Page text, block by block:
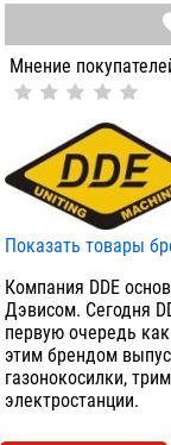
Мнение
Показать товары
Компания DDE
Дэвисом. Сегодня
первую очередь
этим брендом
газонокосилки,
электростанции.